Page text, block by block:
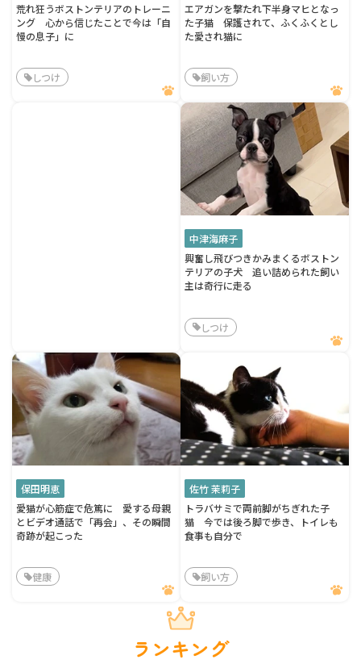
荒れ狂うボストンテリアのトレーニ
ング 心から信じたことで今は「自
慢の息子」に
しつけ
エアガンを撃たれ下半身マヒとなっ
た子猫 保護されて、ふくふくとし
た愛され猫に
飼い方
中津海麻子
興奮し飛びつきかみまくるボストン
テリアの子犬 追い詰められた飼い
主は奇行に走る
しつけ
保田明恵
愛猫が心筋症で危篤に 愛する母親
とビデオ通話で「再会」、その瞬間
奇跡が起こった
健康
佐竹 茉莉子
トラバサミで両前脚がちぎれた子
猫 今では後ろ脚で歩き、トイレも
食事も自分で
飼い方
ランキング